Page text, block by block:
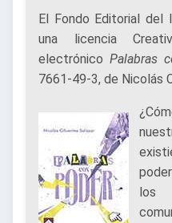
El Fondo Editorial del
una licencia
electrónico Palabras
7661-49-3, de Nicolás
los